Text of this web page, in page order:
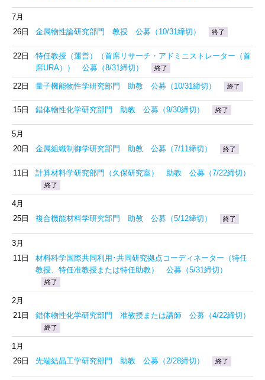
7月
26日
金属物性論研究部門 教授 公募（10/31締切） 終了
22日
特任教授（運営）（首席リサーチ・アドミニストレーター（首
席URA）） 公募（8/31締切）
終了
22日 量子機能物性学研究部門 助教 公募（10/31締切） 終了
15日 錯体物性化学研究部門 助教 公募（9/30締切） 終了
5月
20日
金属組織制御学研究部門 助教 公募（7/11締切） 終了
11日 計算材料学研究部門（久保研究室） 助教 公募（7/22締切）
終了
4月
25日
複合機能材料学研究部門 助教 公募（5/12締切） 終了
3月
11日
材料科学国際共同利用･共同研究拠点コーディネーター（特任
教授、特任准教授または特任助教） 公募（5/31締切）
終了
2月
21日
錯体物性化学研究部門 准教授または講師 公募（4/22締切）
終了
1月
26日
先端結晶工学研究部門 助教 公募（2/28締切） 終了